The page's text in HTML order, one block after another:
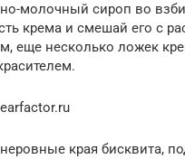
молочный сироп во
крема и смешай его с
еще несколько ложек
края бисквита,